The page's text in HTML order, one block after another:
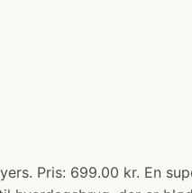
Pris: 699.00 kr. En